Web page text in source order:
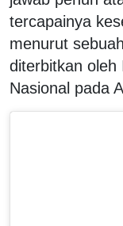
tercapainya
menurut
diterbitkan oleh
Nasional pada